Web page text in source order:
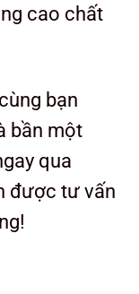
cao chất
bạn
bần một
qua
được tư vấn